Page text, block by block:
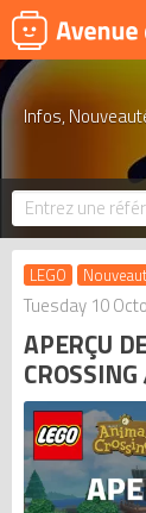
Infos,
LEGO
Tuesday 10
APERÇU